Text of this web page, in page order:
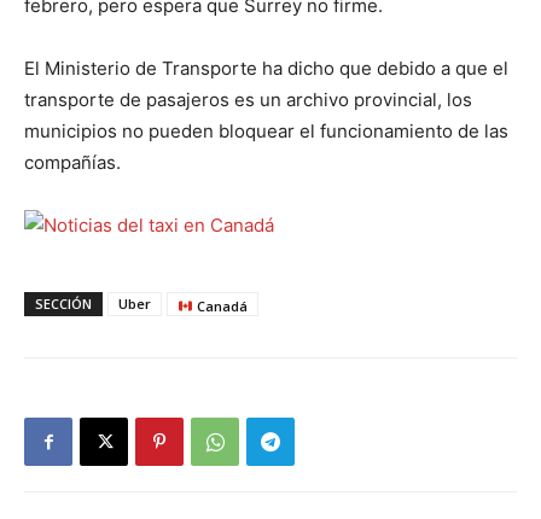
febrero, pero espera que Surrey no firme.
El Ministerio de Transporte ha dicho que debido a que el
transporte de pasajeros es un archivo provincial, los
municipios no pueden bloquear el funcionamiento de las
compañías.
SECCIÓN Uber Canadá